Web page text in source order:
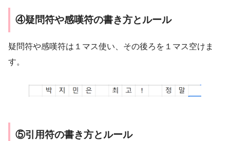
④疑問符や感嘆符の書き方とルール
疑問符や感嘆符は１マス使い、その後ろを１マス空けま
す。
⑤引用符の書き方とルール